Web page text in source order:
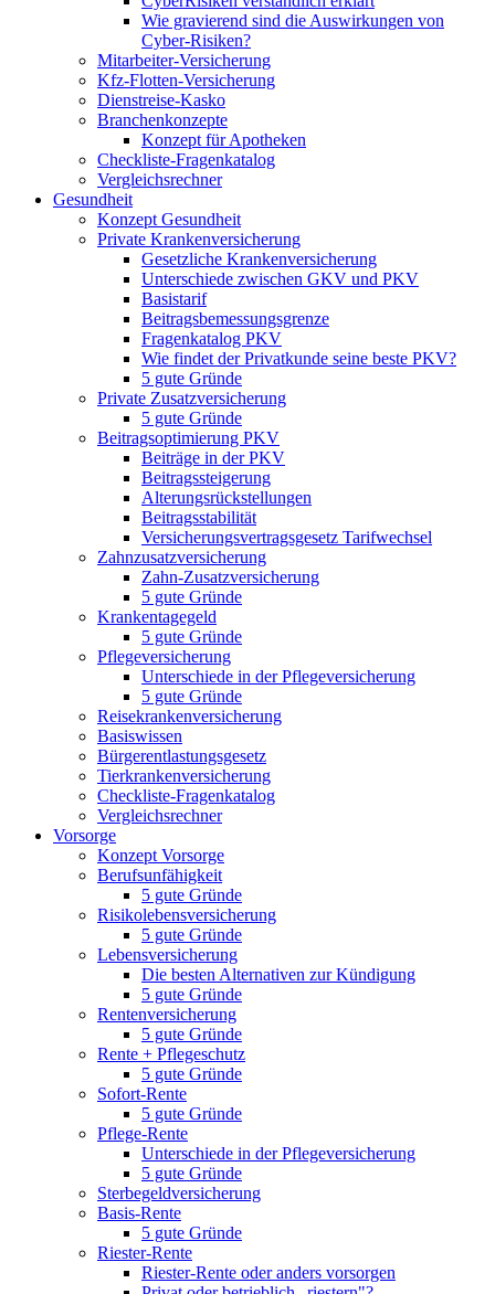
Wie gravierend sind die Auswirkungen von
Cyber-Risiken?
Mitarbeiter-Versicherung
Kfz-Flotten-Versicherung
Dienstreise-Kasko
Branchenkonzepte
Konzept für Apotheken
Checkliste-Fragenkatalog
Vergleichsrechner
Gesundheit
Konzept Gesundheit
Private Krankenversicherung
Gesetzliche Krankenversicherung
Unterschiede zwischen GKV und PKV
Basistarif
Beitragsbemessungsgrenze
Fragenkatalog PKV
Wie findet der Privatkunde seine beste PKV?
5 gute Gründe
Private Zusatzversicherung
5 gute Gründe
Beitragsoptimierung PKV
Beiträge in der PKV
Beitragssteigerung
Alterungsrückstellungen
Beitragsstabilität
Versicherungsvertragsgesetz Tarifwechsel
Zahnzusatzversicherung
Zahn-Zusatzversicherung
5 gute Gründe
Krankentagegeld
5 gute Gründe
Pflegeversicherung
Unterschiede in der Pflegeversicherung
5 gute Gründe
Reisekrankenversicherung
Basiswissen
Bürgerentlastungsgesetz
Tierkrankenversicherung
Checkliste-Fragenkatalog
Vergleichsrechner
Vorsorge
Konzept Vorsorge
Berufsunfähigkeit
5 gute Gründe
Risikolebensversicherung
5 gute Gründe
Lebensversicherung
Die besten Alternativen zur Kündigung
5 gute Gründe
Rentenversicherung
5 gute Gründe
Rente + Pflegeschutz
5 gute Gründe
Sofort-Rente
5 gute Gründe
Pflege-Rente
Unterschiede in der Pflegeversicherung
5 gute Gründe
Sterbegeldversicherung
Basis-Rente
5 gute Gründe
Riester-Rente
Riester-Rente oder anders vorsorgen